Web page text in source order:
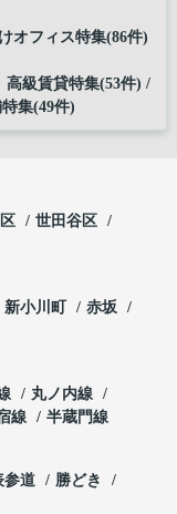
オフィス特集(86件)
高級賃貸特集(53件)
集(49件)
世田谷区
新小川町
赤坂
丸ノ内線
線 半蔵門線
参道
勝どき